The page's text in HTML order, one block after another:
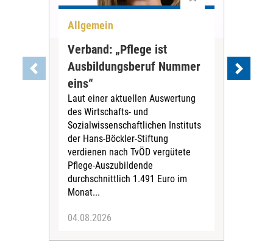
Allgemein
Verband: „Pflege ist
Ausbildungsberuf Nummer
eins“
Laut einer aktuellen Auswertung
des Wirtschafts- und
Sozialwissenschaftlichen Instituts
der Hans-Böckler-Stiftung
verdienen nach TvÖD vergütete
Pflege-Auszubildende
durchschnittlich 1.491 Euro im
Monat...
04.08.2026